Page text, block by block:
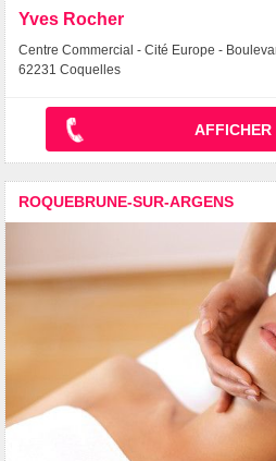
Yves Rocher
Centre Commercial - Cité Europe -
62231 Coquelles
AFFICHER
ROQUEBRUNE-SUR-ARGENS